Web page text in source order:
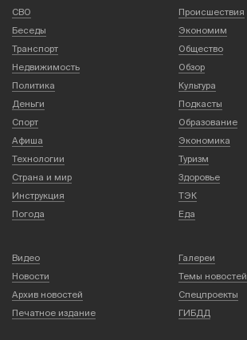
СВО
Происшествия
Беседы
Экономим
Транспорт
Общество
Недвижимость
Обзор
Политика
Культура
Деньги
Подкасты
Спорт
Образование
Афиша
Экономика
Технологии
Туризм
Страна и мир
Здоровье
Инструкция
ТЭК
Погода
Еда
Видео
Галереи
Новости
Темы новостей
Архив новостей
Спецпроекты
Печатное издание
ГИБДД